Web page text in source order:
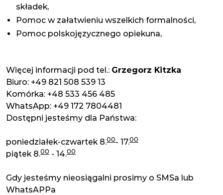
składek,
Pomoc w załatwieniu wszelkich formalności,
Pomoc polskojęzycznego opiekuna,
Więcej informacji pod tel.: Grzegorz Kitzka
Biuro: +49 821 508 539 13
Komórka: +48 533 456 485
WhatsApp: +49 172 7804481
Dostępni jesteśmy dla Państwa:
poniedziałek-czwartek 8.00- 17.00
piątek 8.00 - 14.00
Gdy jesteśmy nieosiągalni prosimy o SMSa lub
WhatsAPPa